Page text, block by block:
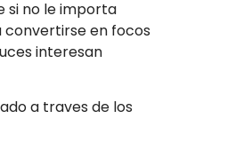
si no le importa
convertirse en focos
interesan
a traves de los